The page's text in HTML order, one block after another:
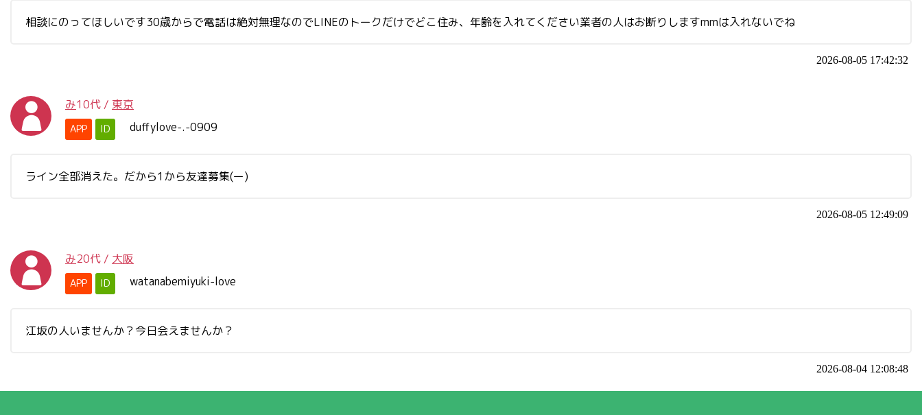
相談にのってほしいです30歳からで電話は絶対無理なのでLINEのトークだけでどこ住み、年齢を入れてください業者の人はお断りしますmmは入れないでね
2026-08-05 17:42:32
み10代 / 東京
APP ID duffylove-.-0909
ライン全部消えた。だから1から友達募集(ー)
2026-08-05 12:49:09
み20代 / 大阪
APP ID watanabemiyuki-love
江坂の人いませんか？今日会えませんか？
2026-08-04 12:08:48